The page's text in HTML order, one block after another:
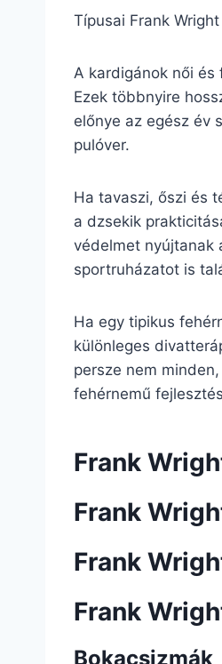
Típusai Frank
A kardigánok női és
Ezek többnyire
előnye az egész év
pulóver.
Ha tavaszi, őszi és
a dzsekik
védelmet nyújtanak
sportruházatot is
Ha egy tipikus
különleges
persze nem
fehérnemű
Frank
Frank
Frank
Frank
Bokacsizmák